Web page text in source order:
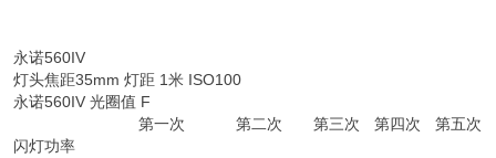
永诺560IV
灯头焦距35mm 灯距 1米 ISO100
永诺560IV 光圈值 F
第一次
第二次 第三次 第四次
第五次
闪灯功率